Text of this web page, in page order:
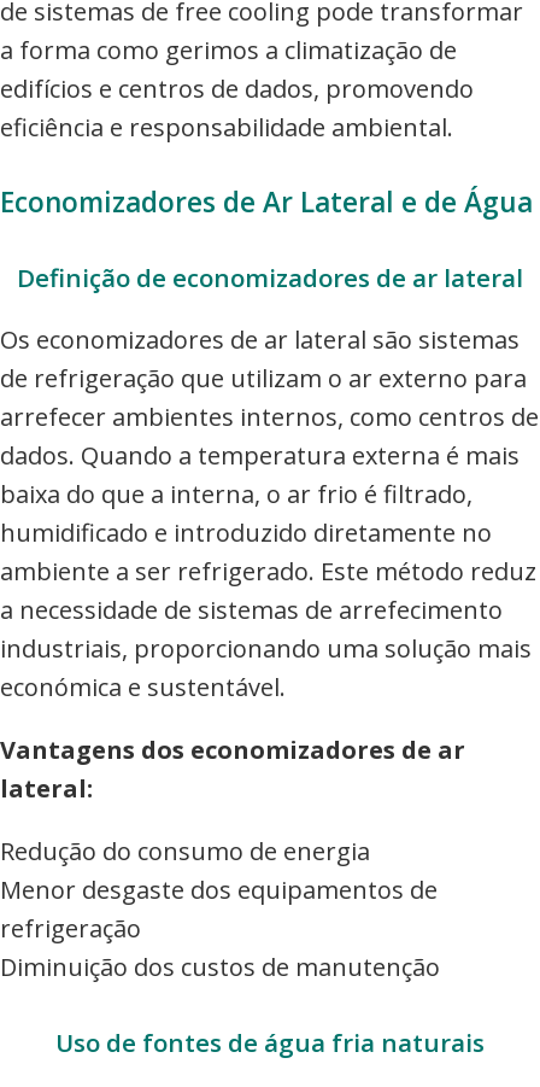
de sistemas de free cooling pode transformar
a forma como gerimos a climatização de
edifícios e centros de dados, promovendo
eficiência e responsabilidade ambiental.
Economizadores de Ar Lateral e de Água
Definição de economizadores de ar lateral
Os economizadores de ar lateral são sistemas
de refrigeração que utilizam o ar externo para
arrefecer ambientes internos, como centros de
dados. Quando a temperatura externa é mais
baixa do que a interna, o ar frio é filtrado,
humidificado e introduzido diretamente no
ambiente a ser refrigerado. Este método reduz
a necessidade de sistemas de arrefecimento
industriais, proporcionando uma solução mais
económica e sustentável.
Vantagens dos economizadores de ar
lateral:
Redução do consumo de energia
Menor desgaste dos equipamentos de
refrigeração
Diminuição dos custos de manutenção
Uso de fontes de água fria naturais